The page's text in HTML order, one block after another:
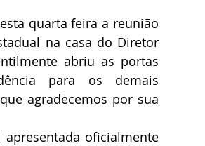
quarta feira a reunião
na casa do Diretor
abriu as portas
para os demais
agradecemos por sua
oficialmente